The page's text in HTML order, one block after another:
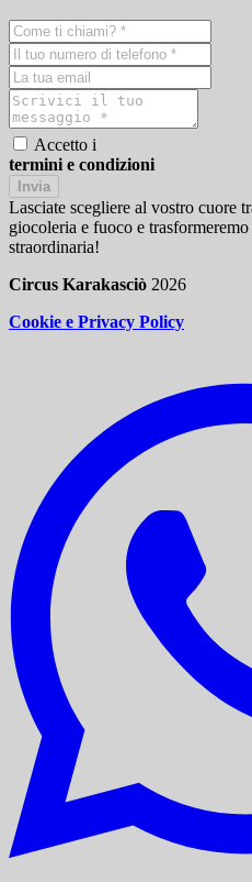
Accetto i
termini e condizioni
Invia
Lasciate scegliere al vostro cuore
giocoleria e fuoco e
straordinaria!
Circus Karakasciò 2026
Cookie e Privacy Policy